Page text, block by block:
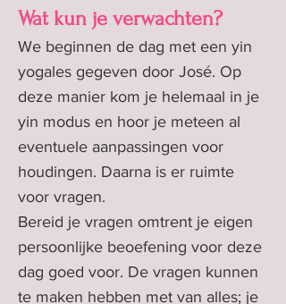
Wat kun je verwachten?
We beginnen de dag met een yin
yogales gegeven door José. Op
deze manier kom je helemaal in je
yin modus en hoor je meteen al
eventuele aanpassingen voor
houdingen. Daarna is er ruimte
voor vragen.
Bereid je vragen omtrent je eigen
persoonlijke beoefening voor deze
dag goed voor. De vragen kunnen
te maken hebben met van alles; je